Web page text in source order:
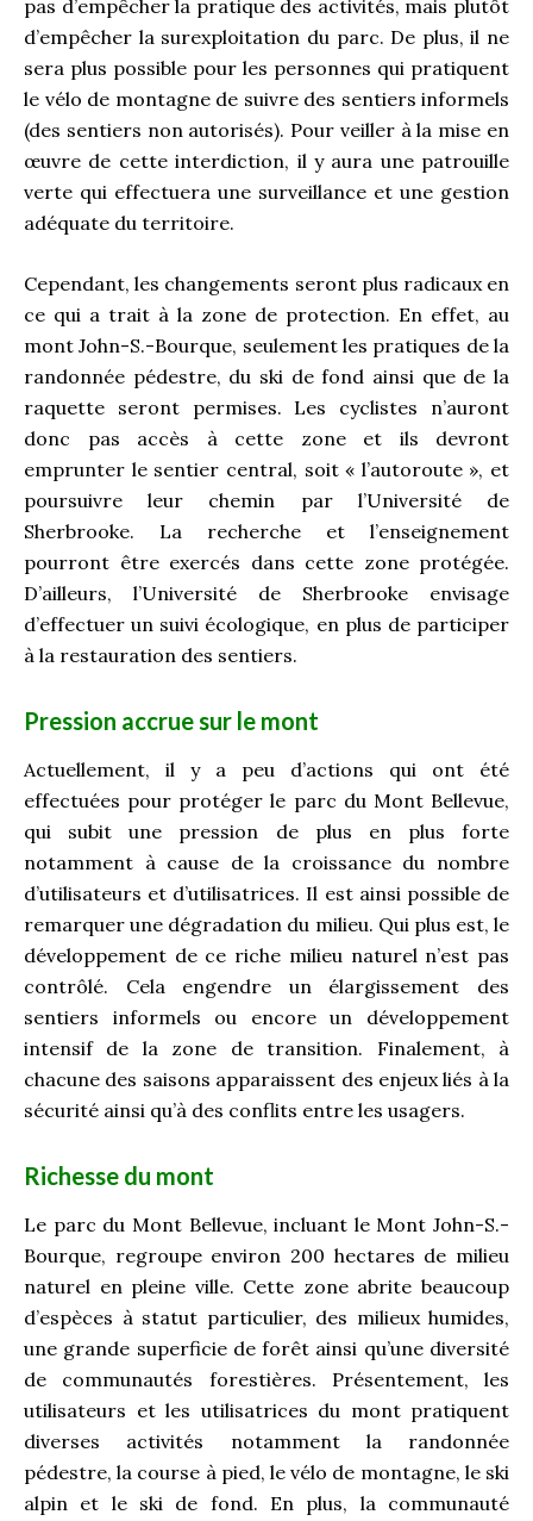
pas d’empêcher la pratique des activités, mais plutôt
d’empêcher la surexploitation du parc. De plus, il ne
sera plus possible pour les personnes qui pratiquent
le vélo de montagne de suivre des sentiers informels
(des sentiers non autorisés). Pour veiller à la mise en
œuvre de cette interdiction, il y aura une patrouille
verte qui effectuera une surveillance et une gestion
adéquate du territoire.
Cependant, les changements seront plus radicaux en
ce qui a trait à la zone de protection. En effet, au
mont John-S.-Bourque, seulement les pratiques de la
randonnée pédestre, du ski de fond ainsi que de la
raquette seront permises. Les cyclistes n’auront
donc pas accès à cette zone et ils devront
emprunter le sentier central, soit « l’autoroute », et
poursuivre leur chemin par l’Université de
Sherbrooke. La recherche et l’enseignement
pourront être exercés dans cette zone protégée.
D’ailleurs, l’Université de Sherbrooke envisage
d’effectuer un suivi écologique, en plus de participer
à la restauration des sentiers.
Pression accrue sur le mont
Actuellement, il y a peu d’actions qui ont été
effectuées pour protéger le parc du Mont Bellevue,
qui subit une pression de plus en plus forte
notamment à cause de la croissance du nombre
d’utilisateurs et d’utilisatrices. Il est ainsi possible de
remarquer une dégradation du milieu. Qui plus est, le
développement de ce riche milieu naturel n’est pas
contrôlé. Cela engendre un élargissement des
sentiers informels ou encore un développement
intensif de la zone de transition. Finalement, à
chacune des saisons apparaissent des enjeux liés à la
sécurité ainsi qu’à des conflits entre les usagers.
Richesse du mont
Le parc du Mont Bellevue, incluant le Mont John-S.-
Bourque, regroupe environ 200 hectares de milieu
naturel en pleine ville. Cette zone abrite beaucoup
d’espèces à statut particulier, des milieux humides,
une grande superficie de forêt ainsi qu’une diversité
de communautés forestières. Présentement, les
utilisateurs et les utilisatrices du mont pratiquent
diverses activités notamment la randonnée
pédestre, la course à pied, le vélo de montagne, le ski
alpin et le ski de fond. En plus, la communauté